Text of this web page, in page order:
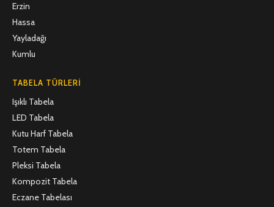
Erzin
Hassa
Yayladağı
Kumlu
TABELA TÜRLERI
Işıklı Tabela
LED Tabela
Kutu Harf Tabela
Totem Tabela
Pleksi Tabela
Kompozit Tabela
Eczane Tabelası